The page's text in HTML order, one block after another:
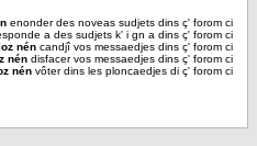
enonder des noveas sudjets dins ç' forom ci
a des sudjets k' i gn a dins ç' forom ci
nén candjî vos messaedjes dins ç' forom ci
nén disfacer vos messaedjes dins ç' forom ci
nén vôter dins les ploncaedjes di ç' forom ci